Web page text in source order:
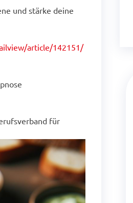
und stärke deine
article/142151/
für
Baden Drinkpure